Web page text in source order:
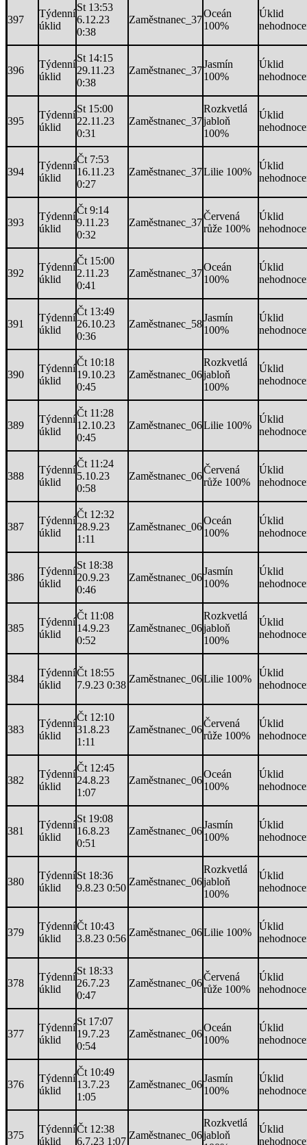
397
Týdenní
úklid
St 13:53
6.12.23
0:38
Zaměstnanec_37
Oceán
100%
Úklid
396
Týdenní
úklid
St 14:15
29.11.23
0:38
Zaměstnanec_37
Jasmín
100%
Úklid
395
Týdenní
úklid
St 15:00
22.11.23
0:31
Zaměstnanec_37
Rozkvetlá
jabloň
100%
Úklid
394
Týdenní
úklid
Čt 7:53
16.11.23
0:27
Zaměstnanec_37Lilie 100%
Úklid
393
Týdenní
úklid
Čt 9:14
9.11.23
0:32
Zaměstnanec_37
Červená
růže 100%
Úklid
392
Týdenní
úklid
Čt 15:00
2.11.23
0:41
Zaměstnanec_37
Oceán
100%
Úklid
391
Týdenní
úklid
Čt 13:49
26.10.23
0:36
Zaměstnanec_58
Jasmín
100%
Úklid
390
Týdenní
úklid
Čt 10:18
19.10.23
0:45
Zaměstnanec_06
Rozkvetlá
jabloň
100%
Úklid
389
Týdenní
úklid
Čt 11:28
12.10.23
0:45
Zaměstnanec_06Lilie 100%
Úklid
388
Týdenní
úklid
Čt 11:24
5.10.23
0:58
Zaměstnanec_06
Červená
růže 100%
Úklid
387
Týdenní
úklid
Čt 12:32
28.9.23
1:11
Zaměstnanec_06
Oceán
100%
Úklid
386
Týdenní
úklid
St 18:38
20.9.23
0:46
Zaměstnanec_06
Jasmín
100%
Úklid
385
Týdenní
úklid
Čt 11:08
14.9.23
0:52
Zaměstnanec_06
Rozkvetlá
jabloň
100%
Úklid
384
Týdenní
úklid
Čt 18:55
7.9.23 0:38
Zaměstnanec_06Lilie 100%
Úklid
383
Týdenní
úklid
Čt 12:10
31.8.23
1:11
Zaměstnanec_06
Červená
růže 100%
Úklid
382
Týdenní
úklid
Čt 12:45
24.8.23
1:07
Zaměstnanec_06
Oceán
100%
Úklid
381
Týdenní
úklid
St 19:08
16.8.23
0:51
Zaměstnanec_06
Jasmín
100%
Úklid
380
Týdenní
úklid
St 18:36
9.8.23 0:50
Zaměstnanec_06
Rozkvetlá
jabloň
100%
Úklid
379
Týdenní
úklid
Čt 10:43
3.8.23 0:56
Zaměstnanec_06Lilie 100%
Úklid
378
Týdenní
úklid
St 18:33
26.7.23
0:47
Zaměstnanec_06
Červená
růže 100%
Úklid
377
Týdenní
úklid
St 17:07
19.7.23
0:54
Zaměstnanec_06
Oceán
100%
Úklid
376
Týdenní
úklid
Čt 10:49
13.7.23
1:05
Zaměstnanec_06
Jasmín
100%
Úklid
375
Týdenní
úklid
Čt 12:38
6.7.23 1:07
Zaměstnanec_06
Rozkvetlá
jabloň
Úklid